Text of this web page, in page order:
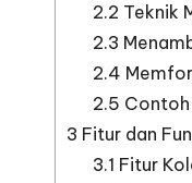
2.2 Teknik
2.3
2.4
2.5 Contoh
3 Fitur dan
3.1 Fitur